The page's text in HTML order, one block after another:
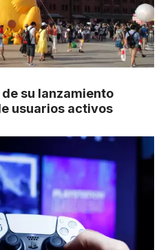
de su lanzamiento
usuarios activos